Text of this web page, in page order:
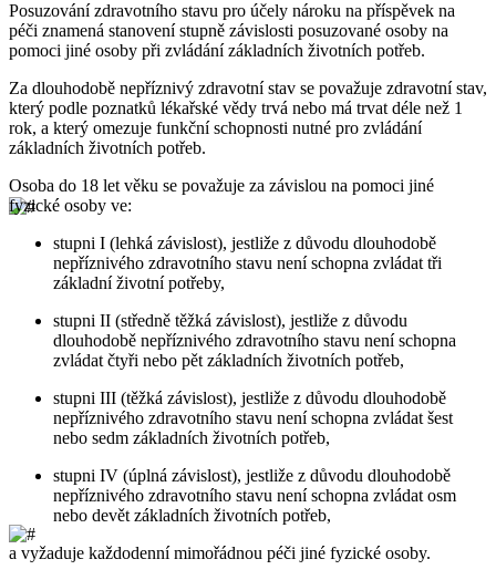
Posuzování zdravotního stavu pro účely nároku na příspěvek na
péči znamená stanovení stupně závislosti posuzované osoby na
pomoci jiné osoby při zvládání základních životních potřeb.
Za dlouhodobě nepříznivý zdravotní stav se považuje zdravotní stav,
který podle poznatků lékařské vědy trvá nebo má trvat déle než 1
rok, a který omezuje funkční schopnosti nutné pro zvládání
základních životních potřeb.
Osoba do 18 let věku se považuje za závislou na pomoci jiné
fyzické osoby ve:
stupni I (lehká závislost), jestliže z důvodu dlouhodobě
nepříznivého zdravotního stavu není schopna zvládat tři
základní životní potřeby,
stupni II (středně těžká závislost), jestliže z důvodu
dlouhodobě nepříznivého zdravotního stavu není schopna
zvládat čtyři nebo pět základních životních potřeb,
stupni III (těžká závislost), jestliže z důvodu dlouhodobě
nepříznivého zdravotního stavu není schopna zvládat šest
nebo sedm základních životních potřeb,
stupni IV (úplná závislost), jestliže z důvodu dlouhodobě
nepříznivého zdravotního stavu není schopna zvládat osm
nebo devět základních životních potřeb,
a vyžaduje každodenní mimořádnou péči jiné fyzické osoby.